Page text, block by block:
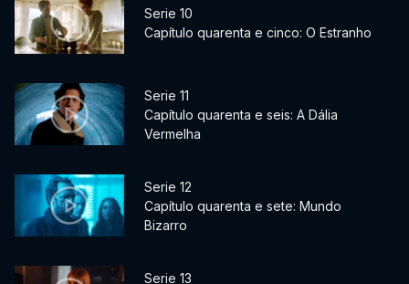
Serie 10
Capítulo quarenta e cinco: O Estranho
Serie 11
Capítulo quarenta e seis: A Dália
Vermelha
Serie 12
Capítulo quarenta e sete: Mundo
Bizarro
Serie 13